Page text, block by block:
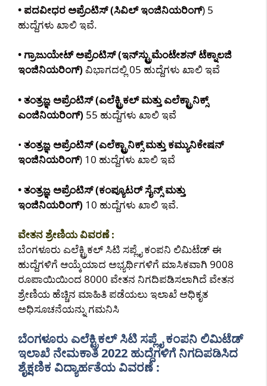
• ಪದವೀಧರ ಅಪ್ರೆಂಟಿಸ್ (ಸಿವಿಲ್ ಇಂಜಿನಿಯರಿಂಗ್) 5
ಹುದ್ದೆಗಳು ಖಾಲಿ ಇವೆ.
• ಗ್ರಾಜುಯೇಟ್ ಅಪ್ರೆಂಟಿಸ್ (ಇನ್‌ಸ್ಟ್ರುಮೆಂಟೇಶನ್ ಟೆಕ್ನಾಲಜಿ
ಇಂಜಿನಿಯರಿಂಗ್) ವಿಭಾಗದಲ್ಲಿ 05 ಹುದ್ದೆಗಳು ಖಾಲಿ ಇವೆ
• ತಂತ್ರಜ್ಞ ಅಪ್ರೆಂಟಿಸ್ (ಎಲೆಕ್ಟ್ರಿಕಲ್ ಮತ್ತು ಎಲೆಕ್ಟ್ರಾನಿಕ್ಸ್
ಎಂಜಿನಿಯರಿಂಗ್) 55 ಹುದ್ದೆಗಳು ಖಾಲಿ ಇವೆ
• ತಂತ್ರಜ್ಞ ಅಪ್ರೆಂಟಿಸ್ (ಎಲೆಕ್ಟ್ರಾನಿಕ್ಸ್ ಮತ್ತು ಕಮ್ಯುನಿಕೇಷನ್
ಇಂಜಿನಿಯರಿಂಗ್) 10 ಹುದ್ದೆಗಳು ಖಾಲಿ ಇವೆ
• ತಂತ್ರಜ್ಞ ಅಪ್ರೆಂಟಿಸ್ (ಕಂಪ್ಯೂಟರ್ ಸೈನ್ಸ್ ಮತ್ತು
ಇಂಜಿನಿಯರಿಂಗ್) 10 ಹುದ್ದೆಗಳು ಖಾಲಿ ಇವೆ.
ವೇತನ ಶ್ರೇಣಿಯ ವಿವರಣೆ :
ಬೆಂಗಳೂರು ಎಲೆಕ್ಟ್ರಿಕಲ್ ಸಿಟಿ ಸಪ್ಲೈ ಕಂಪನಿ ಲಿಮಿಟೆಡ್ ಈ
ಹುದ್ದೆಗಳಿಗೆ ಆಯ್ಕೆಯಾದ ಅಭ್ಯರ್ಥಿಗಳಿಗೆ ಮಾಸಿಕವಾಗಿ 9008
ರೂಪಾಯಿಯಿಂದ 8000 ವೇತನ ನಿಗದಿಪಡಿಸಲಾಗಿದೆ ವೇತನ
ಶ್ರೇಣಿಯ ಹೆಚ್ಚಿನ ಮಾಹಿತಿ ಪಡೆಯಲು ಇಲಾಖೆ ಅಧಿಕೃತ
ಅಧಿಸೂಚನೆಯನ್ನು ಗಮನಿಸಿ
ಬೆಂಗಳೂರು ಎಲೆಕ್ಟ್ರಿಕಲ್ ಸಿಟಿ ಸಪ್ಲೈ ಕಂಪನಿ ಲಿಮಿಟೆಡ್
ಇಲಾಖೆ ನೇಮಕಾತಿ 2022 ಹುದ್ದೆಗಳಿಗೆ ನಿಗದಿಪಡಿಸಿದ
ಶೈಕ್ಷಣಿಕ ವಿದ್ಯಾರ್ಹತೆಯ ವಿವರಣೆ :